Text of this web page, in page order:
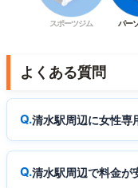
スポーツジム パー
よくある質問
清水駅周辺に女性専
清水駅周辺で料金が